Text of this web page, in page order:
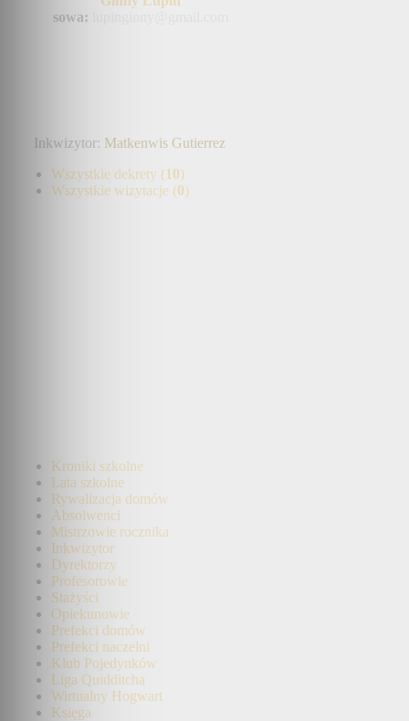
sowa:
Inkwizytor: Matkenwis Gutierrez
Wszystkie dekrety (10)
Wszystkie wizytacje (0)
Kroniki szkolne
Lata szkolne
Rywalizacja domów
Absolwenci
Mistrzowie rocznika
Inkwizytor
Dyrektorzy
Profesorowie
Stażyści
Opiekunowie
Prefekci domów
Prefekci naczelni
Klub Pojedynków
Liga Quidditcha
Wirtualny Hogwart
Księga